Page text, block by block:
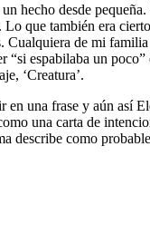
hecho desde
que también era
Cualquiera de mi
“si espabilaba un poco”
‘Creatura’.
en una frase y aún así
una carta de
describe como